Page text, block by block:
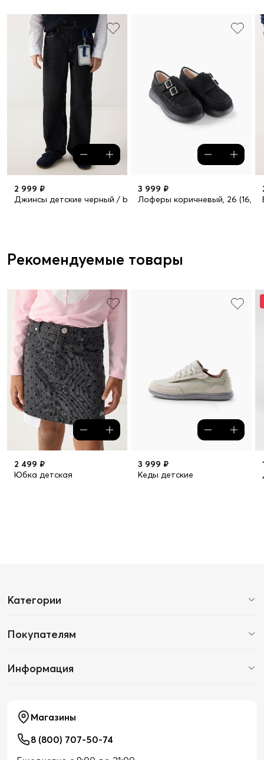
2 999 ₽
Джинсы детские черный / black, 104–110
3 999 ₽
Лоферы коричневый, 26
Рекомендуемые товары
2 499 ₽
Юбка детская
3 999 ₽
Кеды детские
Категории
Покупателям
Информация
Магазины
8 (800) 707-50-74